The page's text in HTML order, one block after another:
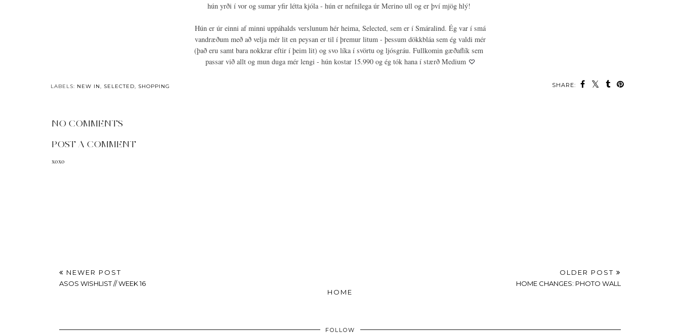
hún yrði í vor og sumar yfir létta kjóla - hún er nefnilega úr Merino ull og er því mjög hlý!
Hún er úr einni af minni uppáhalds verslunum hér heima, Selected, sem er í Smáralind. Ég var í smá
vandræðum með að velja mér lit en peysan er til í þremur litum - þessum dökkbláa sem ég valdi mér
(það eru samt bara nokkrar eftir í þeim lit) og svo líka í svörtu og ljósgráu. Fullkomin gæðaflík sem
passar við allt og mun duga mér lengi - hún kostar 15.990 og ég tók hana í stærð Medium ♡
SHARE:
LABELS: NEW IN, SELECTED, SHOPPING
NO COMMENTS
POST A COMMENT
xoxo
NEWER POST
ASOS WISHLIST // WEEK 16
OLDER POST
HOME CHANGES: PHOTO WALL
HOME
FOLLOW